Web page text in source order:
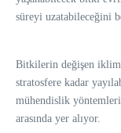
süreyi uzatabileceğini
Bitkilerin değişen
stratosfere kadar
mühendislik
arasında yer alıyor.